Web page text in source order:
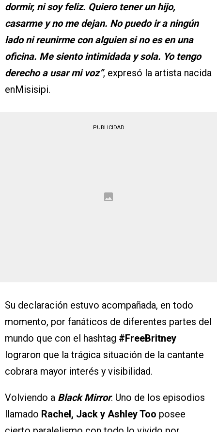
dormir, ni soy feliz. Quiero tener un hijo,
casarme y no me dejan. No puedo ir a ningún
lado ni reunirme con alguien si no es en una
oficina. Me siento intimidada y sola. Yo tengo
derecho a usar mi voz”, expresó la artista nacida
enMisisipi.
PUBLICIDAD
Su declaración estuvo acompañada, en todo
momento, por fanáticos de diferentes partes del
mundo que con el hashtag #FreeBritney
lograron que la trágica situación de la cantante
cobrara mayor interés y visibilidad.
Volviendo a Black Mirror. Uno de los episodios
llamado Rachel, Jack y Ashley Too posee